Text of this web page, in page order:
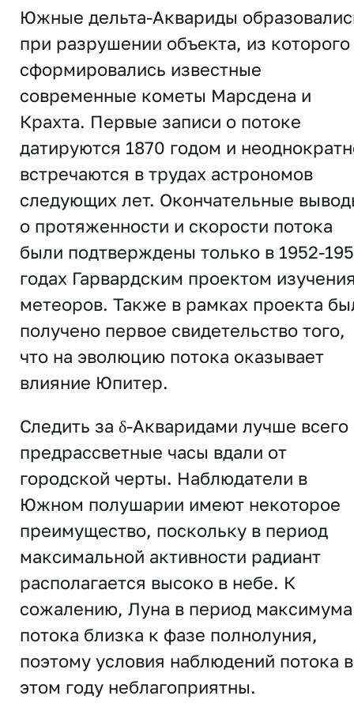
Южные дельта-Аквариды
при разрушении объекта, из которого
сформировались известные
современные кометы Марсдена и
Крахта. Первые записи о потоке
датируются 1870 годом и
встречаются в трудах астрономов
следующих лет. Окончательные
о протяженности и скорости потока
были подтверждены только в 1952-
годах Гарвардским проектом
метеоров. Также в рамках проекта
получено первое свидетельство того,
что на эволюцию потока оказывает
влияние Юпитер.
Следить за δ-Акваридами лучше всего
предрассветные часы вдали от
городской черты. Наблюдатели в
Южном полушарии имеют некоторое
преимущество, поскольку в период
максимальной активности радиант
располагается высоко в небе. К
сожалению, Луна в период максимума
потока близка к фазе полнолуния,
поэтому условия наблюдений потока в
этом году неблагоприятны.